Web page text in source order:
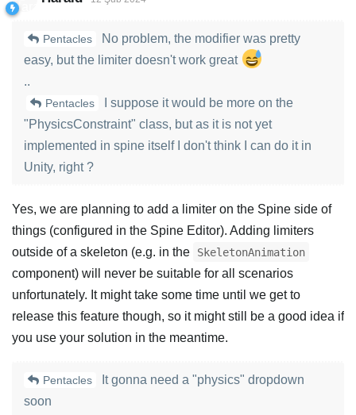
Pentacles
No problem, the modifier was pretty
easy, but the limiter doesn't work great
..
Pentacles
I suppose it would be more on the
"PhysicsConstraint" class, but as it is not yet
implemented in spine itself I don't think I can do it in
Unity, right ?
Yes, we are planning to add a limiter on the Spine side of
things (configured in the Spine Editor). Adding limiters
outside of a skeleton (e.g. in the
SkeletonAnimation
component) will never be suitable for all scenarios
unfortunately. It might take some time until we get to
release this feature though, so it might still be a good idea if
you use your solution in the meantime.
Pentacles
It gonna need a "physics" dropdown
soon